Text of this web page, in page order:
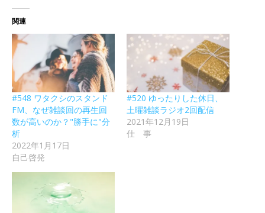
関連
#548 ワタクシのスタンド
FM、なぜ雑談回の再生回
数が高いのか？"勝手に"分
析
2022年1月17日
自己啓発
#520 ゆったりした休日、
土曜雑談ラジオ2回配信
2021年12月19日
仕 事